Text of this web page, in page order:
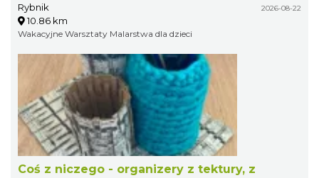
Rybnik 2026-08-22
10.86 km
Wakacyjne Warsztaty Malarstwa dla dzieci
Coś z niczego - organizery z tektury, z